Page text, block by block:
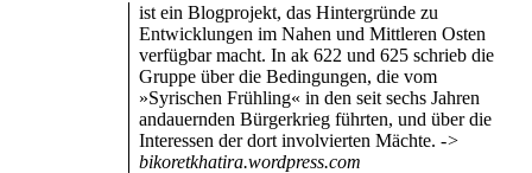
ist ein Blogprojekt, das Hintergründe zu
Entwicklungen im Nahen und Mittleren Osten
verfügbar macht. In ak 622 und 625 schrieb die
Gruppe über die Bedingungen, die vom
»Syrischen Frühling« in den seit sechs Jahren
andauernden Bürgerkrieg führten, und über die
Interessen der dort involvierten Mächte. ->
bikoretkhatira.wordpress.com